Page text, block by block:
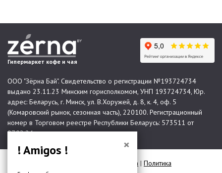
Гипермаркет кофе и чая
ООО "Зёрна Бай". Свидетельство о регистрации №193724734
выдано 23.11.23 Минским горисполкомом, УНП 193724734, Юр.
адрес: Беларусь, г. Минск, ул. В.Хоружей, д. 8, к. 4, оф. 5
(Комаровский рынок, сезонная часть), 220100. Регистрационный
номер в Торговом реестре Республики Беларусь: 573511 от
07.02.24.
Карта сайта | Политика
конфиденциальности
×
! Amigos !